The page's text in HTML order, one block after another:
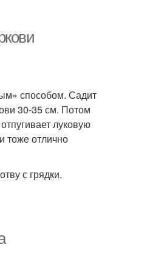
способом. Садит
30-35 см. Потом
луковую
тоже отлично
с грядки.